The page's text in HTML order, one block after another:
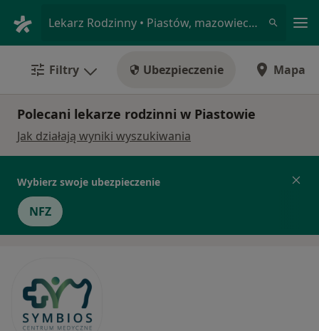
Lekarz Rodzinny • Piastów, mazowieckie
Filtry Ubezpieczenie Mapa
Polecani lekarze rodzinni w Piastowie
Jak działają wyniki wyszukiwania
Wybierz swoje ubezpieczenie
NFZ